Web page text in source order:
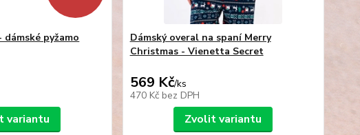
pyžamo
variantu
Dámský overal na spaní Merry
Christmas - Vienetta Secret
569 Kč/ks
470 Kč bez DPH
Zvolit variantu